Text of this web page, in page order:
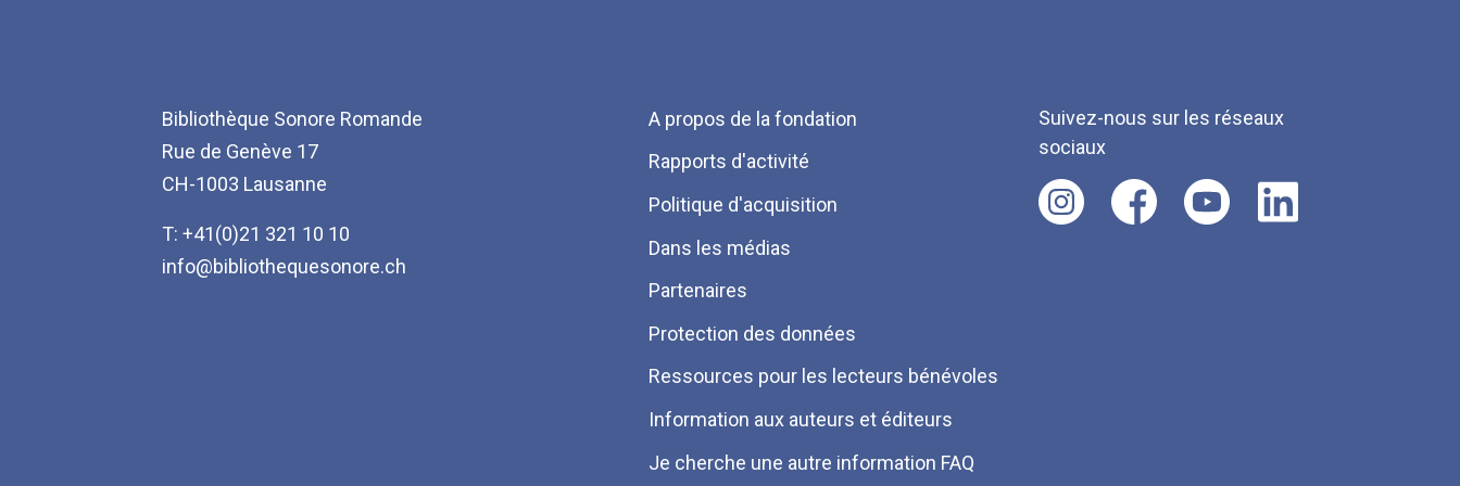
Bibliothèque Sonore Romande
Rue de Genève 17
CH-1003 Lausanne
T: +41(0)21 321 10 10
info@bibliothequesonore.ch
Menu
Pied
de
page
A propos de la fondation
Rapports d'activité
Politique d'acquisition
Dans les médias
Partenaires
Protection des données
Ressources pour les lecteurs bénévoles
Information aux auteurs et éditeurs
Je cherche une autre information FAQ
Suivez-nous sur les réseaux
sociaux